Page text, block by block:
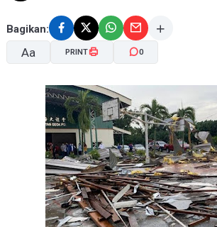
Bagikan:
Aa
A- A+
PRINT 0